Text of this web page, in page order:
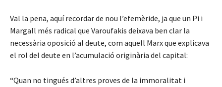
Val la pena, aquí recordar de nou l’efemèride, ja que un Pi i
Margall més radical que Varoufakis deixava ben clar la
necessària oposició al deute, com aquell Marx que explicava
el rol del deute en l’acumulació originària del capital:
“Quan no tingués d’altres proves de la immoralitat i